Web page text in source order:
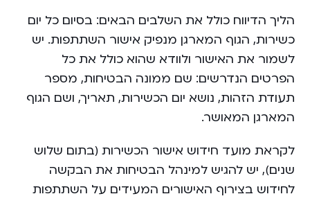
הליך הדיווח כולל את השלבים הבאים: בסיום כל יום
כשירות, הגוף המארגן מנפיק אישור השתתפות. יש
לשמור את האישור ולוודא שהוא כולל את כל
הפרטים הנדרשים: שם ממונה הבטיחות, מספר
תעודת הזהות, נושא יום הכשירות, תאריך, ושם הגוף
המארגן המאושר.
לקראת מועד חידוש אישור הכשירות (בתום שלוש
שנים), יש להגיש למינהל הבטיחות את הבקשה
לחידוש בצירוף האישורים המעידים על השתתפות